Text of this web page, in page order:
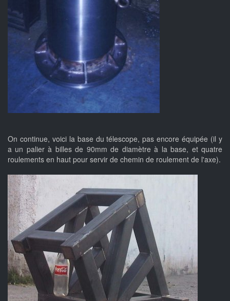
On continue, voici la base du télescope, pas encore équipée (il y
a un palier à billes de 90mm de diamètre à la base, et quatre
roulements en haut pour servir de chemin de roulement de l'axe).